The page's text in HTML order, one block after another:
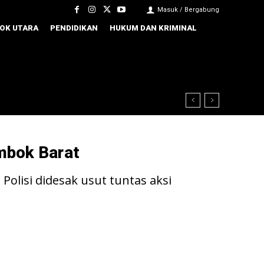
Masuk / Bergabung
UTARA PENDIDIKAN
HUKUM DAN KRIMINAL
Barat
didesak usut tuntas aksi